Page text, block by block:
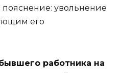
пояснение: увольнение
его
работника на